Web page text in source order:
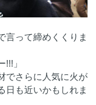
言って締めくくりま
」
でさらに人気に火が
日も近いかもしれま